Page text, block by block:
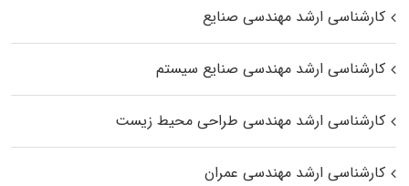
کارشناسی ارشد مهندسی صنایع
کارشناسی ارشد مهندسی صنایع سیستم
کارشناسی ارشد مهندسی طراحی محیط زیست
کارشناسی ارشد مهندسی عمران